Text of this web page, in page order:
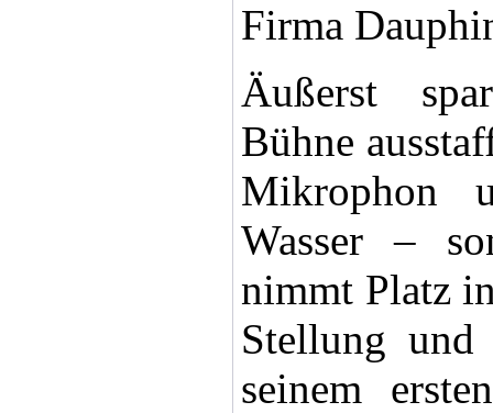
Firma
Äußerst
Bühne
Mikrophon
Wasser –
nimmt Platz
Stellung
seinem